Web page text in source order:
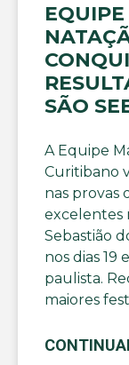
SÃO
A Equipe
Curitibano
nas provas
excelentes
Sebastião
nos dias
paulista.
maiores